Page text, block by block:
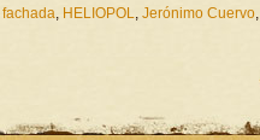
fachada, HELIOPOL, Jerónimo Cuervo,